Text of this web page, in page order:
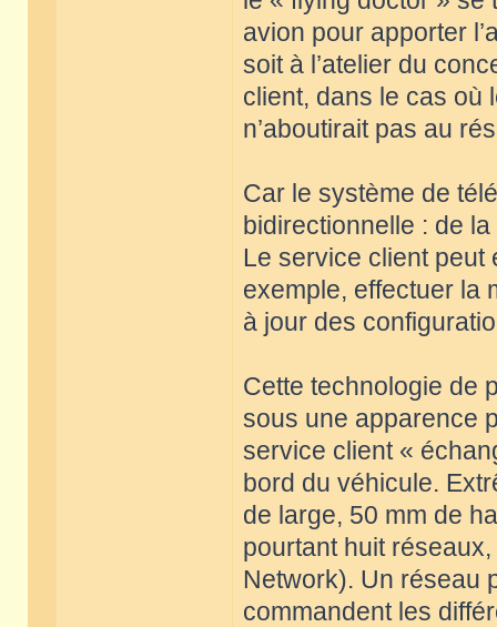
avion pour apporter
soit à l’atelier du
client, dans le cas où
n’aboutirait pas au
Car le système de
bidirectionnelle : de
Le service client
exemple, effectuer la
à jour des
Cette technologie de
sous une apparence
service client «
bord du véhicule.
de large, 50 mm de
pourtant huit
Network). Un réseau
commandent les